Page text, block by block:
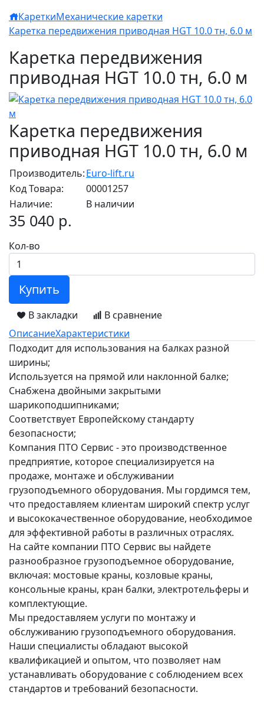
КареткиМеханические каретки
Каретка передвижения приводная HGT 10.0 тн, 6.0 м
Каретка передвижения
приводная HGT 10.0 тн, 6.0 м
Каретка передвижения
приводная HGT 10.0 тн, 6.0 м
Производитель:Euro-lift.ru
Код Товара:
00001257
Наличие:
В наличии
35 040 р.
Кол-во
Купить
В закладки
В сравнение
ОписаниеХарактеристики
Подходит для использования на балках разной
ширины;
Используется на прямой или наклонной балке;
Снабжена двойными закрытыми
шарикоподшипниками;
Соответствует Европейскому стандарту
безопасности;
Компания ПТО Сервис - это производственное
предприятие, которое специализируется на
продаже, монтаже и обслуживании
грузоподъемного оборудования. Мы гордимся тем,
что предоставляем клиентам широкий спектр услуг
и высококачественное оборудование, необходимое
для эффективной работы в различных отраслях.
На сайте компании ПТО Сервис вы найдете
разнообразное грузоподъемное оборудование,
включая: мостовые краны, козловые краны,
консольные краны, кран балки, электротельферы и
комплектующие.
Мы предоставляем услуги по монтажу и
обслуживанию грузоподъемного оборудования.
Наши специалисты обладают высокой
квалификацией и опытом, что позволяет нам
устанавливать оборудование с соблюдением всех
стандартов и требований безопасности.